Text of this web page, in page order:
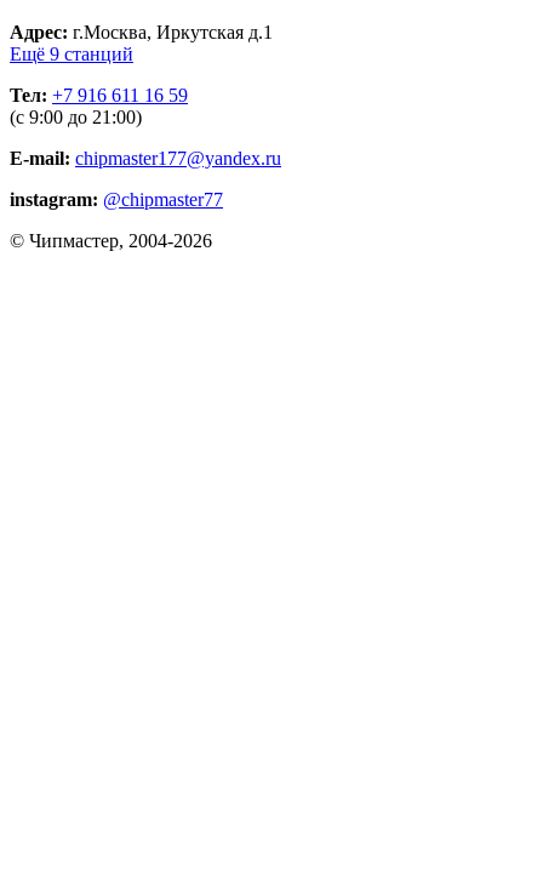
Адрес: г.Москва, Иркутская д.1
Ещё 9 станций
Тел: +7 916 611 16 59
(с 9:00 до 21:00)
E-mail: chipmaster177@yandex.ru
instagram: @chipmaster77
© Чипмастер, 2004-2026